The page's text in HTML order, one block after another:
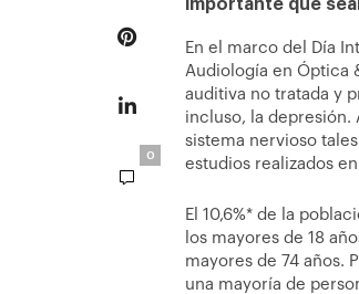
0
importante que
En el marco del Día
Audiología en Óptica
auditiva no tratada y
incluso, la depresión.
sistema nervioso
estudios realizados
El 10,6%* de la
los mayores de 18
mayores de 74 años.
una mayoría de